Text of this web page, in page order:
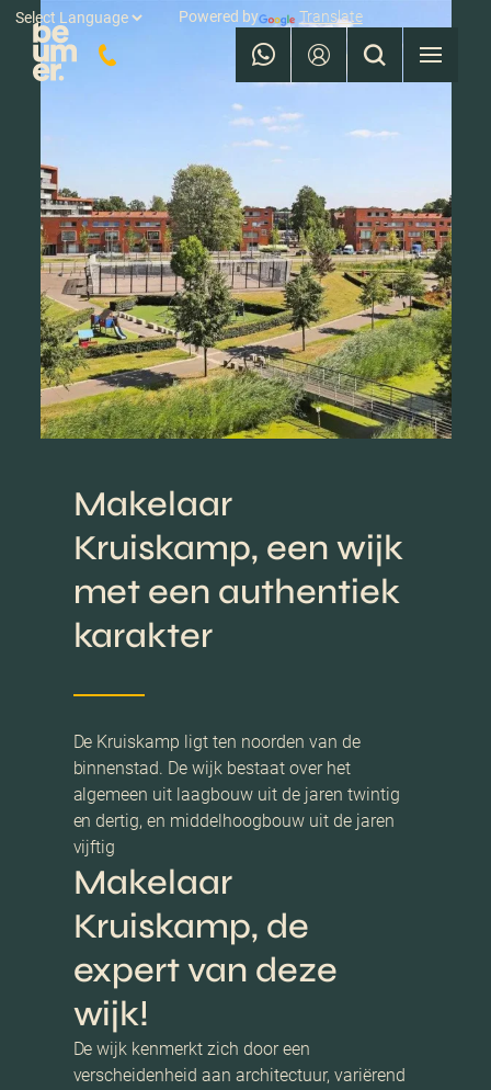
Powered by Translate
Makelaar
Kruiskamp, een wijk
met een authentiek
karakter
De Kruiskamp ligt ten noorden van de
binnenstad. De wijk bestaat over het
algemeen uit laagbouw uit de jaren twintig
en dertig, en middelhoogbouw uit de jaren
vijftig
Makelaar
Kruiskamp, de
expert van deze
wijk!
De wijk kenmerkt zich door een
verscheidenheid aan architectuur, variërend